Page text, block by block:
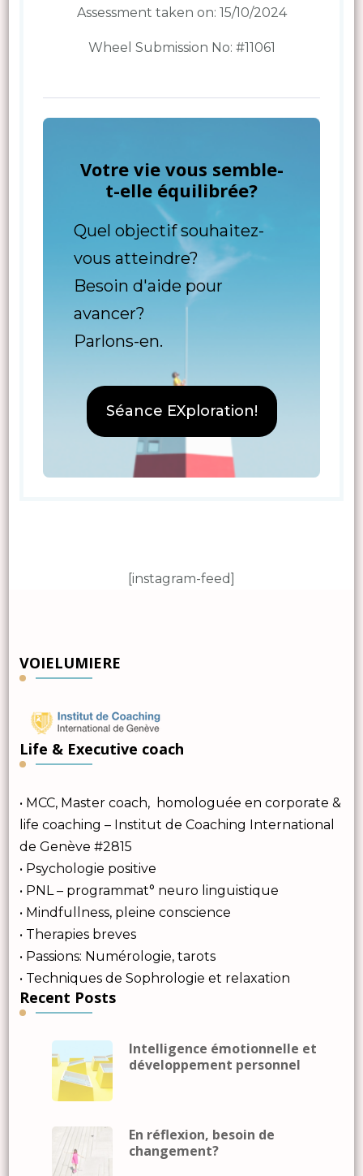
Assessment taken on: 15/10/2024
Wheel Submission No: #11061
Votre vie vous semble-
t-elle équilibrée?
Quel objectif souhaitez-
vous atteindre?
Besoin d'aide pour
avancer?
Parlons-en.
Séance EXploration!
[instagram-feed]
VOIELUMIERE
Life & Executive coach
• MCC, Master coach, homologuée en corporate &
life coaching – Institut de Coaching International
de Genève #2815
• Psychologie positive
• PNL – programmat° neuro linguistique
• Mindfullness, pleine conscience
• Therapies breves
• Passions: Numérologie, tarots
• Techniques de Sophrologie et relaxation
Recent Posts
Intelligence émotionnelle et
développement personnel
En réflexion, besoin de
changement?